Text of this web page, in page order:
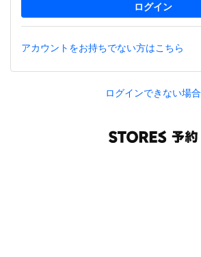
アカウントをお持ちでない方はこちら
ログインできない場合